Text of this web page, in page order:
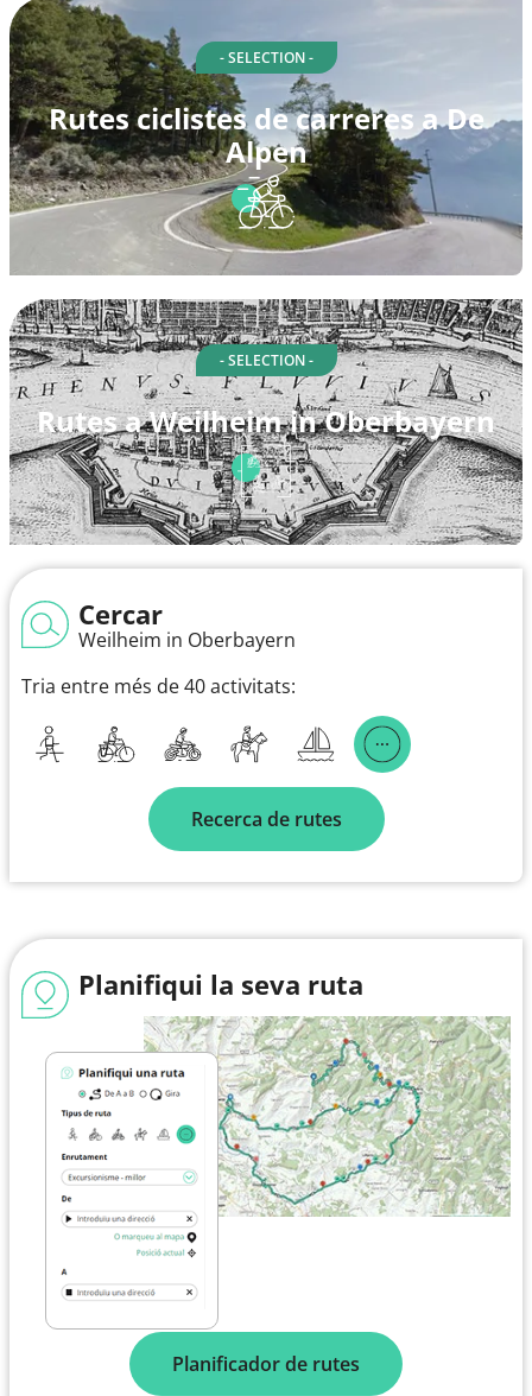
- SELECTION -
Rutes ciclistes de carreres a De
Alpen
- SELECTION -
Rutes a Weilheim in Oberbayern
Cercar
Weilheim in Oberbayern
Tria entre més de 40 activitats:
Recerca de rutes
Planifiqui la seva ruta
Planificador de rutes